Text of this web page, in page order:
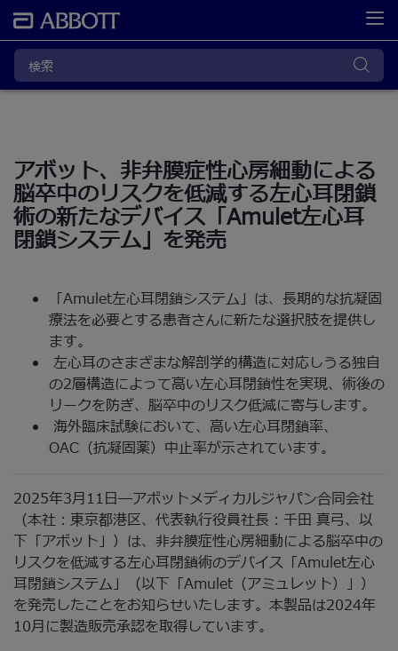
アボット、非弁膜症性心房細動による
脳卒中のリスクを低減する左心耳閉鎖
術の新たなデバイス「Amulet左心耳
閉鎖システム」を発売
「Amulet左心耳閉鎖システム」は、長期的な抗凝固
療法を必要とする患者さんに新たな選択肢を提供し
ます。
左心耳のさまざまな解剖学的構造に対応しうる独自
の2層構造によって高い左心耳閉鎖性を実現、術後の
リークを防ぎ、脳卒中のリスク低減に寄与します。
海外臨床試験において、高い左心耳閉鎖率、
OAC（抗凝固薬）中止率が示されています。
2025年3月11日―アボットメディカルジャパン合同会社
（本社：東京都港区、代表執行役員社長：千田 真弓、以
下「アボット」）は、非弁膜症性心房細動による脳卒中の
リスクを低減する左心耳閉鎖術のデバイス「Amulet左心
耳閉鎖システム」（以下「Amulet（アミュレット）」）
を発売したことをお知らせいたします。本製品は2024年
10月に製造販売承認を取得しています。